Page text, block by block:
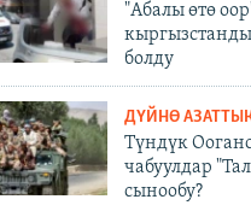
"Абалы өтө
болду
ДҮЙНӨ
Түндүк
чабуулдар
сынообу?